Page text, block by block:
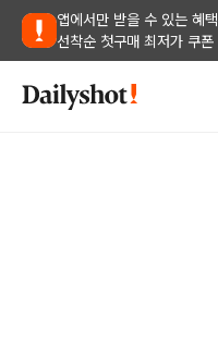
앱에서만 받을 수 있는 혜택
선착순 첫구매 최저가 쿠폰